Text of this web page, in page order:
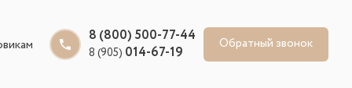
8 (800) 500-77-44
8 (905) 014-67-19 Обратный звонок